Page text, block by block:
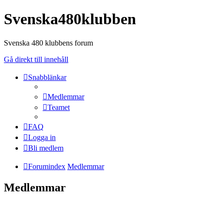
Svenska480klubben
Svenska 480 klubbens forum
Gå direkt till innehåll
Snabblänkar
Medlemmar
Teamet
FAQ
Logga in
Bli medlem
Forumindex Medlemmar
Medlemmar